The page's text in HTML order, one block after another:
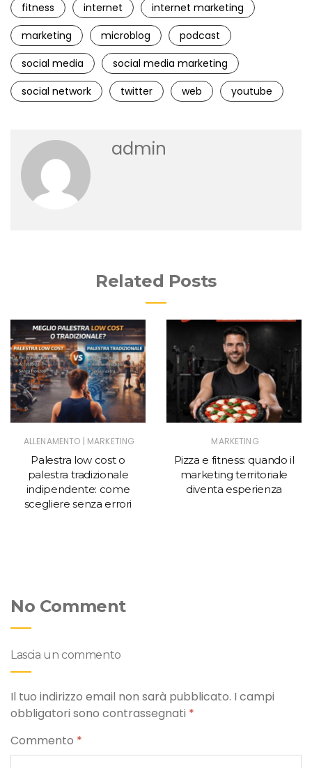
fitness
internet
internet marketing
marketing
microblog
podcast
social media
social media marketing
social network
twitter web youtube
admin
Related Posts
ALLENAMENTO | MARKETING
Palestra low cost o
palestra tradizionale
indipendente: come
scegliere senza errori
MARKETING
Pizza e fitness: quando il
marketing territoriale
diventa esperienza
No Comment
Lascia un commento
Il tuo indirizzo email non sarà pubblicato. I campi
obbligatori sono contrassegnati *
Commento *